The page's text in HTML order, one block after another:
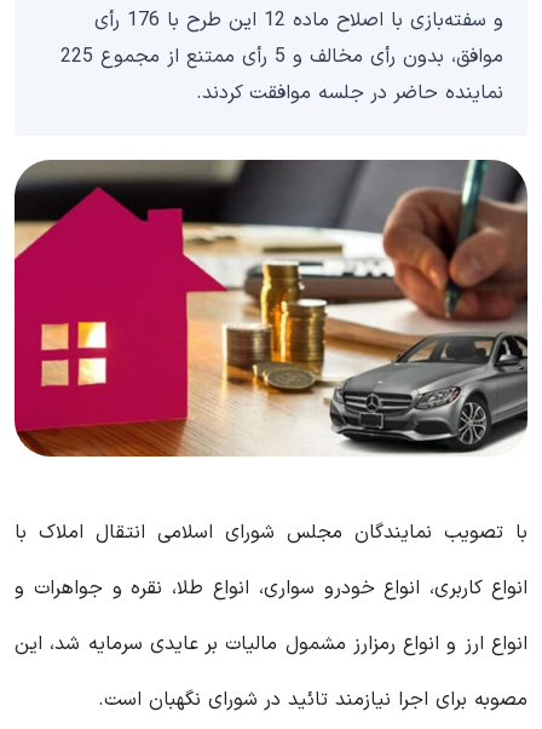
و سفته‌بازی با اصلاح ماده 12 این طرح با 176 رأی
موافق، بدون رأی مخالف و 5 رأی ممتنع از مجموع 225
نماینده حاضر در جلسه موافقت کردند.
با تصویب نمایندگان مجلس شورای اسلامی انتقال املاک با
انواع کاربری، انواع خودرو سواری، انواع طلا، نقره و جواهرات و
انواع ارز و انواع رمزارز مشمول مالیات بر عایدی سرمایه شد، این
مصوبه برای اجرا نیازمند تائید در شورای نگهبان است.